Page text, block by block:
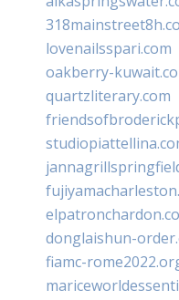
lovenailsspari.com
oakberry-
quartzliterary.com
donglaishun-
fiamc-